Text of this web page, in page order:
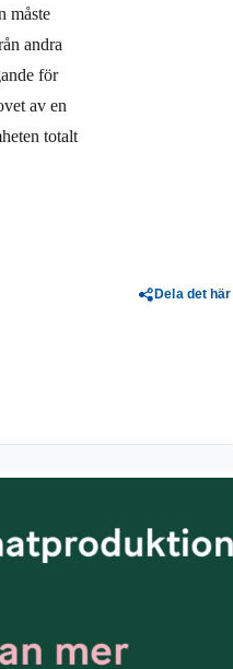
måste
andra
för
av en
totalt
Dela det här